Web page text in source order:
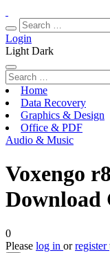
Login
Light Dark
Home
Data Recovery
Graphics & Design
Office & PDF
Audio & Music
Voxengo
Download
0
Please log in orregister